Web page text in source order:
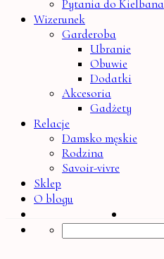
Pytania do Kielbana
Wizerunek
Garderoba
Ubranie
Obuwie
Dodatki
Akcesoria
Gadżety
Relacje
Damsko męskie
Rodzina
Savoir-vivre
Sklep
O blogu